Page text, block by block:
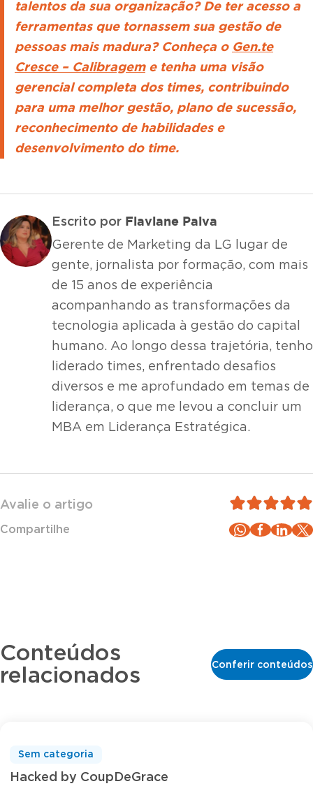
talentos da sua organização? De ter acesso a
ferramentas que tornassem sua gestão de
pessoas mais madura? Conheça o Gen.te
Cresce – Calibrageme tenha uma visão
gerencial completa dos times, contribuindo
para uma melhor gestão, plano de sucessão,
reconhecimento de habilidades e
desenvolvimento do time.
Escrito por Flaviane Paiva
Gerente de Marketing da LG lugar de
gente, jornalista por formação, com mais
de 15 anos de experiência
acompanhando as transformações da
tecnologia aplicada à gestão do capital
humano. Ao longo dessa trajetória, tenho
liderado times, enfrentado desafios
diversos e me aprofundado em temas de
liderança, o que me levou a concluir um
MBA em Liderança Estratégica.
Avalie o artigo
Compartilhe
Conteúdos
relacionados
Conferir conteúdos
Hacked by CoupDeGrace
Sem categoria